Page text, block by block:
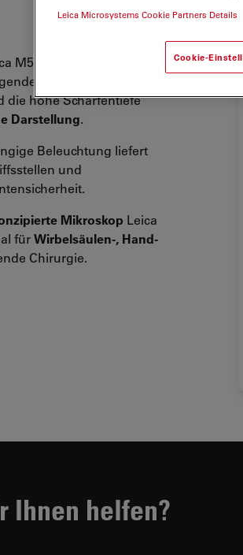
M525 F20 vereint
die hohe Schärfentiefe
Darstellung.
Beleuchtung liefert
und
Mikroskop Leica
fürWirbelsäulen-, Hand-
Chirurgie.
Ihnen helfen?
Leica Microsystems Cookie Partners Details
Cookie-